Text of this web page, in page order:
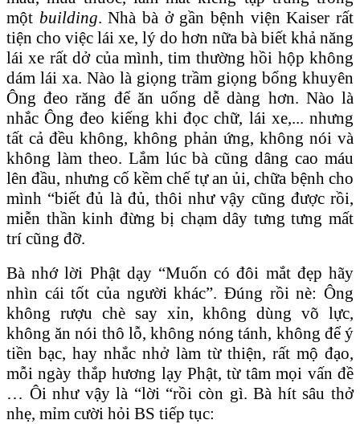
một building. Nhà bà ở gần bệnh viện Kaiser rất
tiện cho việc lái xe, lý do hơn nữa bà biết khả năng
lái xe rất dở của mình, tim thường hồi hộp không
dám lái xa. Nào là giọng trầm giọng bổng khuyên
Ông đeo răng để ăn uống dễ dàng hơn. Nào là
nhắc Ông đeo kiếng khi đọc chữ, lái xe,... nhưng
tất cả đều không, không phản ứng, không nói và
không làm theo. Lắm lúc bà cũng dâng cao máu
lên đầu, nhưng cố kềm chế tự an ủi, chữa bệnh cho
mình “biết đủ là đủ, thôi như vậy cũng được rồi,
miễn thần kinh đừng bị chạm dây tưng tưng mất
trí cũng đỡ.
Bà nhớ lời Phật dạy “Muốn có đôi mắt đẹp hãy
nhìn cái tốt của người khác”. Đúng rồi nè: Ông
không rượu chè say xỉn, không dùng võ lực,
không ăn nói thô lỗ, không nóng tánh, không để ý
tiền bạc, hay nhắc nhở làm từ thiện, rất mộ đạo,
mỗi ngày thắp hương lạy Phật, từ tâm mọi vấn đề
… Ôi như vậy là “lời “rồi còn gì. Bà hít sâu thở
nhẹ, mỉm cười hỏi BS tiếp tục: